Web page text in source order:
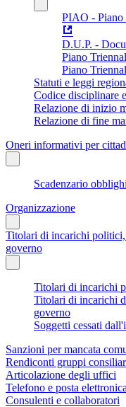
PIAO - Piano
D.U.P. -
Piano
Piano
Statuti e leggi
Codice disciplinare
Relazione di inizio
Relazione di fine
Oneri informativi per
Scadenzario
Organizzazione
Titolari di incarichi
governo
Titolari di incarichi
Titolari di incarichi
governo
Soggetti cessati
Sanzioni per mancata
Rendiconti gruppi
Articolazione degli uffici
Telefono e posta elettronica
Consulenti e collaboratori